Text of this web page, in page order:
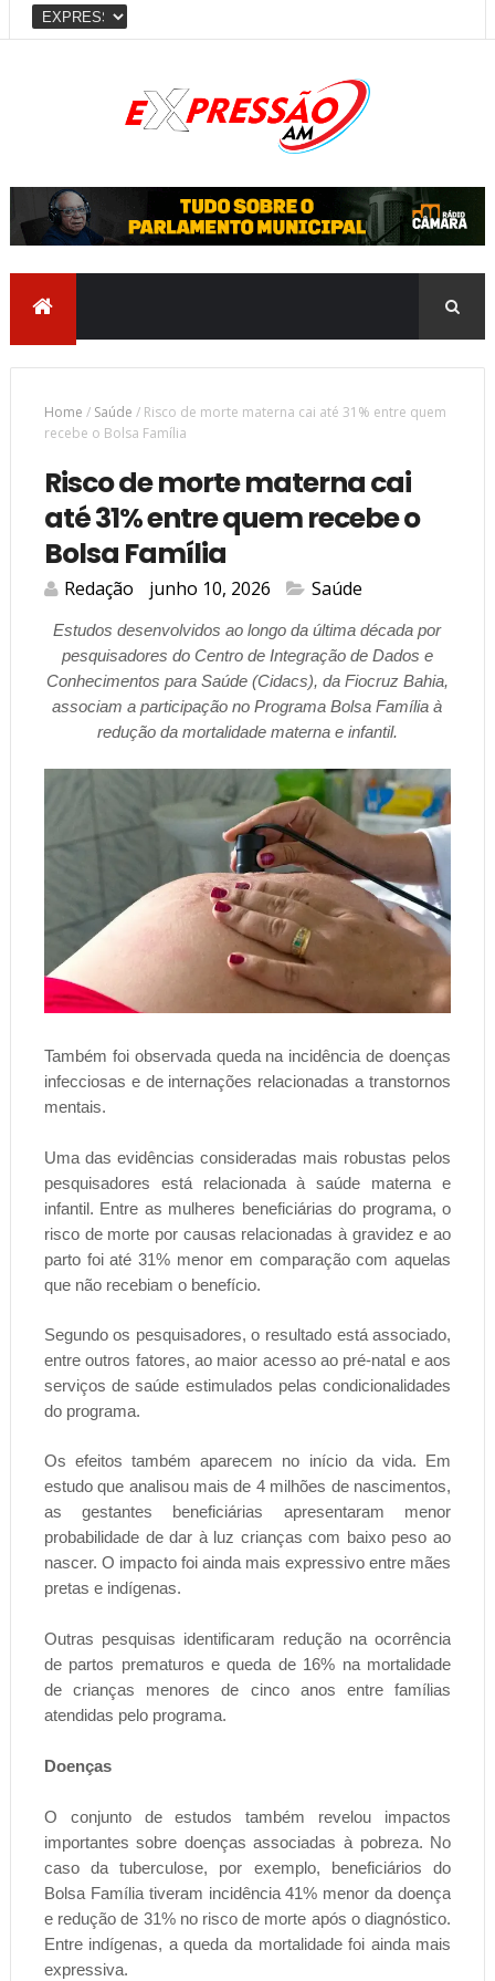
Home / Saúde / Risco de morte materna cai até 31% entre quem
recebe o Bolsa Família
Risco de morte materna cai
até 31% entre quem recebe o
Bolsa Família
Redação junho 10, 2026 Saúde
Estudos desenvolvidos ao longo da última década por
pesquisadores do Centro de Integração de Dados e
Conhecimentos para Saúde (Cidacs), da Fiocruz Bahia,
associam a participação no Programa Bolsa Família à
redução da mortalidade materna e infantil.
Também foi observada queda na incidência de doenças
infecciosas e de internações relacionadas a transtornos
mentais.
Uma das evidências consideradas mais robustas pelos
pesquisadores está relacionada à saúde materna e
infantil. Entre as mulheres beneficiárias do programa, o
risco de morte por causas relacionadas à gravidez e ao
parto foi até 31% menor em comparação com aquelas
que não recebiam o benefício.
Segundo os pesquisadores, o resultado está associado,
entre outros fatores, ao maior acesso ao pré-natal e aos
serviços de saúde estimulados pelas condicionalidades
do programa.
Os efeitos também aparecem no início da vida. Em
estudo que analisou mais de 4 milhões de nascimentos,
as gestantes beneficiárias apresentaram menor
probabilidade de dar à luz crianças com baixo peso ao
nascer. O impacto foi ainda mais expressivo entre mães
pretas e indígenas.
Outras pesquisas identificaram redução na ocorrência
de partos prematuros e queda de 16% na mortalidade
de crianças menores de cinco anos entre famílias
atendidas pelo programa.
Doenças
O conjunto de estudos também revelou impactos
importantes sobre doenças associadas à pobreza. No
caso da tuberculose, por exemplo, beneficiários do
Bolsa Família tiveram incidência 41% menor da doença
e redução de 31% no risco de morte após o diagnóstico.
Entre indígenas, a queda da mortalidade foi ainda mais
expressiva.